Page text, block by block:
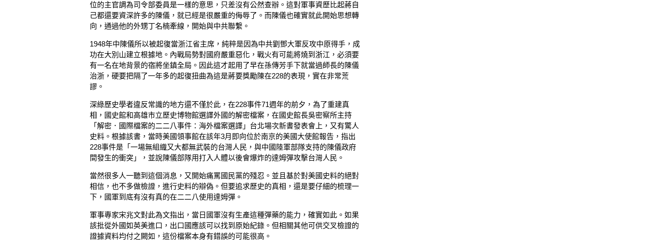
位的主官調為司令部委員是一樣的意思，只差沒有公然查辦。這對軍事資歷比起蔣自
己都還要資深許多的陳儀，就已經是很嚴重的侮辱了。而陳儀也確實就此開始思想轉
向，通過他的外甥丁名楠牽線，開始與中共聯繫。
1948年中陳儀所以被起復當浙江省主席，純粹是因為中共劉鄧大軍反攻中原得手，成
功在大別山建立根據地。內戰局勢對國府嚴重惡化，戰火有可能將燒到浙江，必須要
有一名在地背景的宿將坐鎮全局。因此這才起用了早在孫傳芳手下就當過師長的陳儀
治浙，硬要把隔了一年多的起復扭曲為這是蔣要獎勵陳在228的表現，實在非常荒
謬。
深綠歷史學者違反常識的地方還不僅於此，在228事件71週年的前夕，為了重建真
相，國史館和高雄市立歷史博物館選譯外國的解密檔案，在國史館長吳密察所主持
「解密．國際檔案的二二八事件：海外檔案選譯」台北場次新書發表會上，又有驚人
史料。根據該書，當時美國領事館在該年3月即向位於南京的美國大使館報告，指出
228事件是「一場無組織又大都無武裝的台灣人民，與中國陸軍部隊支持的陳儀政府
間發生的衝突」，並說陳儀部隊用打入人體以後會爆炸的達姆彈攻擊台灣人民。
當然很多人一聽到這個消息，又開始痛罵國民黨的殘忍。並且基於對美國史料的絕對
相信，也不多做檢證，進行史料的辯偽。但要追求歷史的真相，還是要仔細的梳理一
下，國軍到底有沒有真的在二二八使用達姆彈。
軍事專家宋兆文對此為文指出，當日國軍沒有生產這種彈藥的能力，確實如此。如果
該批從外國如英美進口，出口國應該可以找到原始紀錄。但相關其他可供交叉檢證的
證據資料均付之闕如，這份檔案本身有錯誤的可能很高。